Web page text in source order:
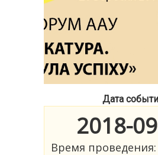
Дата
2018-
Время проведения: